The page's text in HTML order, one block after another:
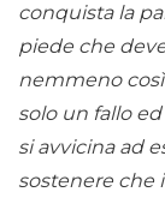
conquista la
piede che
nemmeno
solo un fallo
si avvicina ad
sostenere che